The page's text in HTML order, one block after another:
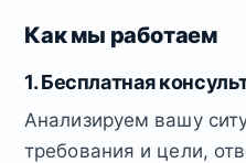
Как мы работаем
1. Бесплатная
Анализируем вашу
требования и цели,